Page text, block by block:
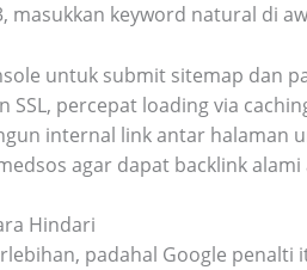
masukkan keyword natural di
untuk submit sitemap dan
SSL, percepat loading via
internal link antar halaman
agar dapat backlink alami
Hindari
padahal Google penalti